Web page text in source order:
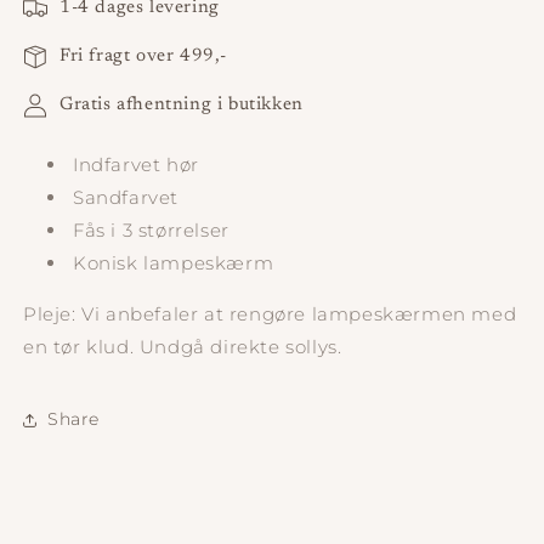
1-4 dages levering
Fri fragt over 499,-
Gratis afhentning i butikken
Indfarvet hør
Sandfarvet
Fås i 3 størrelser
Konisk lampeskærm
Pleje: Vi anbefaler at rengøre lampeskærmen med
en tør klud. Undgå direkte sollys.
Share